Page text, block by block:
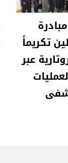
تكريماً
عبر
Gift of Life Lebanon لعمليات